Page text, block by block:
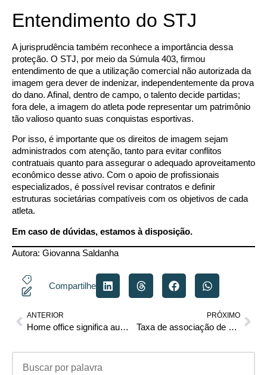
Entendimento do STJ
A jurisprudência também reconhece a importância dessa
proteção. O STJ, por meio da Súmula 403, firmou
entendimento de que a utilização comercial não autorizada da
imagem gera dever de indenizar, independentemente da prova
do dano. Afinal, dentro de campo, o talento decide partidas;
fora dele, a imagem do atleta pode representar um patrimônio
tão valioso quanto suas conquistas esportivas.
Por isso, é importante que os direitos de imagem sejam
administrados com atenção, tanto para evitar conflitos
contratuais quanto para assegurar o adequado aproveitamento
econômico desse ativo. Com o apoio de profissionais
especializados, é possível revisar contratos e definir
estruturas societárias compatíveis com os objetivos de cada
atleta.
Em caso de dúvidas, estamos à disposição.
Autora: Giovanna Saldanha
Compartilhe
ANTERIOR
Home office significa ausência de controle de jornada?
PRÓXIMO
Taxa de associação de moradores pode levar à penhora do bem de família? STJ decide no Tema 1.183